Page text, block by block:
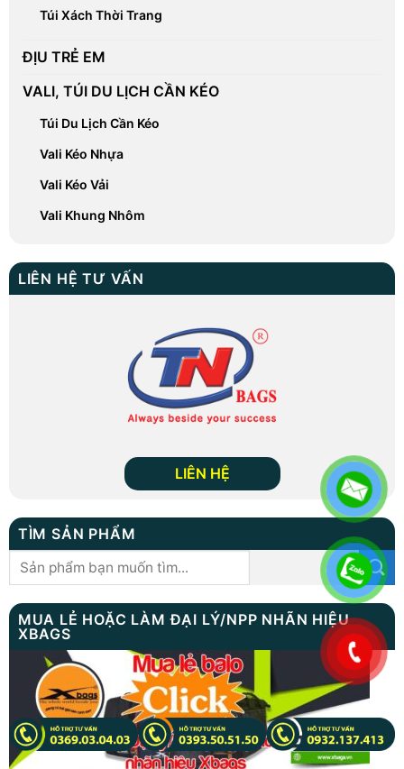
Túi Xách Thời Trang
ĐỊU TRẺ EM
VALI, TÚI DU LỊCH CẦN KÉO
Túi Du Lịch Cần Kéo
Vali Kéo Nhựa
Vali Kéo Vải
Vali Khung Nhôm
LIÊN HỆ TƯ VẤN
LIÊN HỆ
TÌM SẢN PHẨM
Tìm
MUA LẺ HOẶC LÀM ĐẠI LÝ/NPP NHÃN HIỆU
XBAGS
.